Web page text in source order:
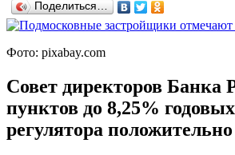
Поделиться…
Фото: pixabay.com
Совет директоров Банка
пунктов до 8,25%
регулятора